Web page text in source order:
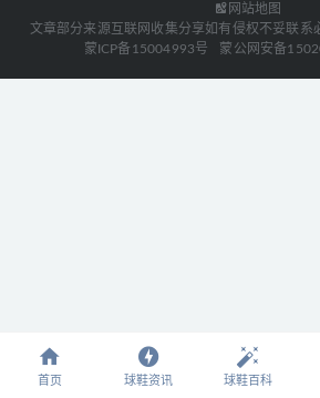
网站地图
文章部分来源互联网收集分享如有侵权不妥联系
蒙ICP备15004993号
蒙公网安备
首页 球鞋资讯 球鞋百科